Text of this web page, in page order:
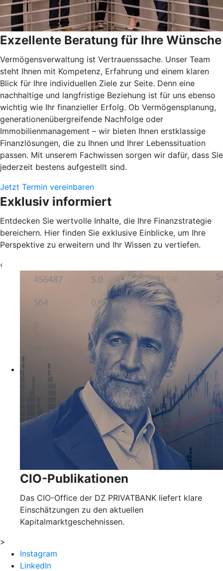
Exzellente Beratung für Ihre Wünsche
Vermögensverwaltung ist Vertrauenssache. Unser Team
steht Ihnen mit Kompetenz, Erfahrung und einem klaren
Blick für Ihre individuellen Ziele zur Seite. Denn eine
nachhaltige und langfristige Beziehung ist für uns ebenso
wichtig wie Ihr finanzieller Erfolg. Ob Vermögensplanung,
generationenübergreifende Nachfolge oder
Immobilienmanagement – wir bieten Ihnen erstklassige
Finanzlösungen, die zu Ihnen und Ihrer Lebenssituation
passen. Mit unserem Fachwissen sorgen wir dafür, dass Sie
jederzeit bestens aufgestellt sind.
Jetzt Termin vereinbaren
Exklusiv informiert
Entdecken Sie wertvolle Inhalte, die Ihre Finanzstrategie
bereichern. Hier finden Sie exklusive Einblicke, um Ihre
Perspektive zu erweitern und Ihr Wissen zu vertiefen.
‹
CIO-Publikationen
Das CIO-Office der DZ PRIVATBANK liefert klare
Einschätzungen zu den aktuellen
Kapitalmarktgeschehnissen.
>
Instagram
LinkedIn